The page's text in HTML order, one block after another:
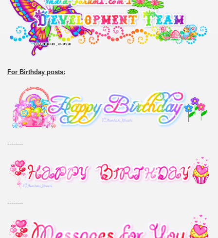
For Birthday posts:
--------
--------